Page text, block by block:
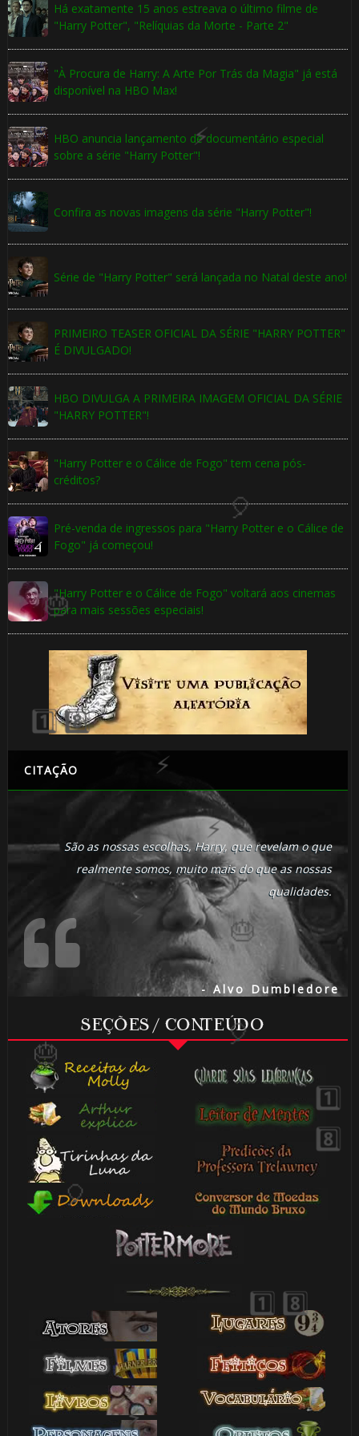
Há exatamente 15 anos estreava o último filme de
"Harry Potter", "Relíquias da Morte - Parte 2"
"À Procura de Harry: A Arte Por Trás da Magia" já está
disponível na HBO Max!
HBO anuncia lançamento de documentário especial
sobre a série "Harry Potter"!
Confira as novas imagens da série "Harry Potter"!
Série de "Harry Potter" será lançada no Natal deste ano!
PRIMEIRO TEASER OFICIAL DA SÉRIE "HARRY POTTER"
É DIVULGADO!
HBO DIVULGA A PRIMEIRA IMAGEM OFICIAL DA SÉRIE
"HARRY POTTER"!
"Harry Potter e o Cálice de Fogo" tem cena pós-
créditos?
Pré-venda de ingressos para "Harry Potter e o Cálice de
Fogo" já começou!
"Harry Potter e o Cálice de Fogo" voltará aos cinemas
para mais sessões especiais!
CITAÇÃO
São as nossas escolhas, Harry, que revelam o que
realmente somos, muito mais do que as nossas
qualidades.
- Alvo Dumbledore
SEÇÕES / CONTEÚDO
🎂
⚡
⚡
🎈
1️⃣ 8️⃣
🎂
🎂
⚡
🎂
🎈
1️⃣ 8️⃣
⚡
⚡
1️⃣